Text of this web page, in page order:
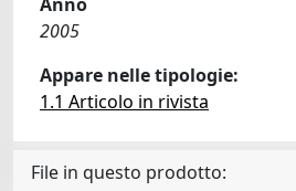
2005
Appare nelle tipologie:
1.1 Articolo in rivista
File in questo prodotto: